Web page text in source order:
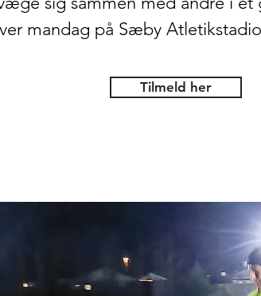
mandag på Sæby
Tilmeld her